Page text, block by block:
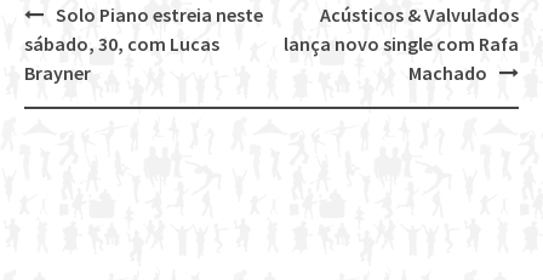
Post
navigation
Acústicos & Valvulados
lança novo single com Rafa
Machado
Solo Piano estreia neste
sábado, 30, com Lucas
Brayner